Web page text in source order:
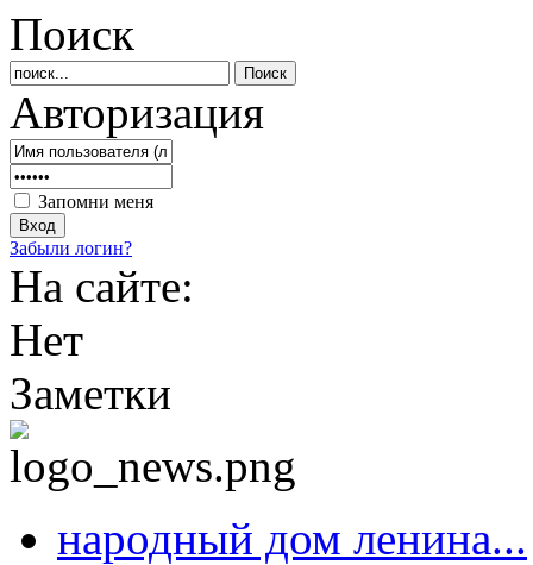
Поиск
Авторизация
Запомни меня
Забыли логин?
На сайте:
Нет
Заметки
народный дом ленина...